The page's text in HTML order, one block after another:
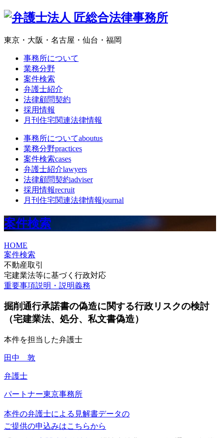
東京・大阪・名古屋・仙台・福岡
事務所について
業務分野
案件検索
弁護士紹介
法律顧問契約
採用情報
月刊住宅関連法律情報
事務所についてaboutus
業務分野practices
案件検索cases
弁護士紹介lawyers
法律顧問契約adviser
採用情報recruit
月刊住宅関連法律情報journal
案件検索
HOME
案件検索
不動産取引
宅建業法等に基づく行政対応
重要事項説明・説明義務
掘削通行承諾書の偽造に関する行政リスクの検討
（宅建業法、処分、私文書偽造）
本件を担当した弁護士
田中 敦
弁護士
パートナー東京事務所
本件の弁護士による見解書データの
ご提供の申込みはこちらから